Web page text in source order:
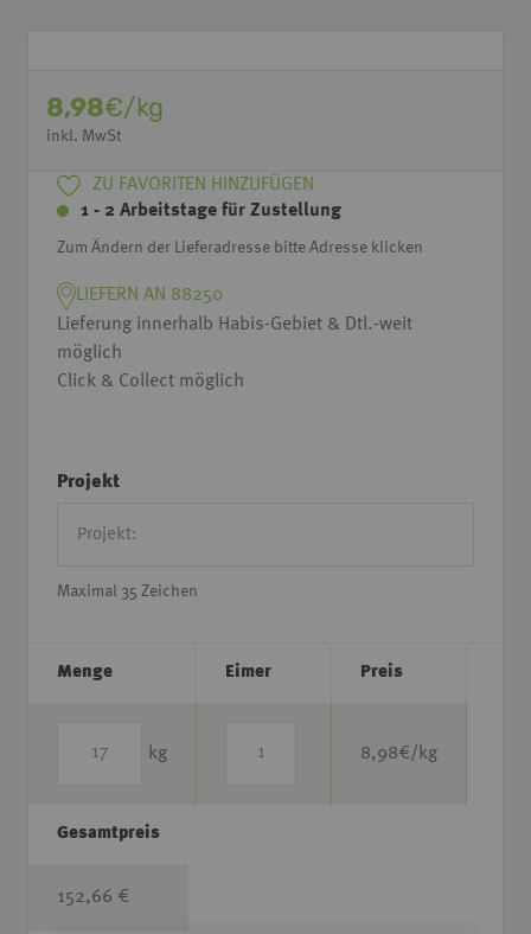
8,98€/kg
inkl. MwSt
ZU FAVORITEN HINZUFÜGEN
1 - 2 Arbeitstage für Zustellung
Zum Ändern der Lieferadresse bitte Adresse klicken
LIEFERN AN 88250
Lieferung innerhalb Habis-Gebiet & Dtl.-weit
möglich
Click & Collect möglich
Projekt
Maximal 35 Zeichen
Menge
kg
Eimer Preis
8,98€/kg
Gesamtpreis
152,66 €